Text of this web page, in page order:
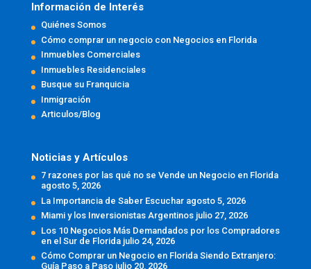
Información de Interés
Quiénes Somos
Cómo comprar un negocio con Negocios en Florida
Inmuebles Comerciales
Inmuebles Residenciales
Busque su Franquicia
Inmigración
Articulos/Blog
Noticias y Artículos
7 razones por las qué no se Vende un Negocio en Florida
agosto 5, 2026
La Importancia de Saber Escuchar agosto 5, 2026
Miami y los Inversionistas Argentinos julio 27, 2026
Los 10 Negocios Más Demandados por los Compradores
en el Sur de Florida julio 24, 2026
Cómo Comprar un Negocio en Florida Siendo Extranjero:
Guía Paso a Paso julio 20, 2026